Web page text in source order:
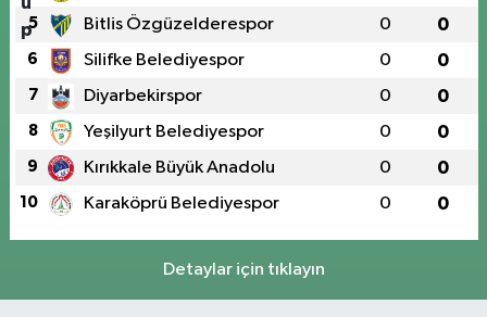
5 Bitlis Özgüzelderespor 0 0
6 Silifke Belediyespor 0 0
7 Diyarbekirspor 0 0
8 Yeşilyurt Belediyespor 0 0
9 Kırıkkale Büyük Anadolu 0 0
10 Karaköprü Belediyespor 0 0
Detaylar için tıklayın